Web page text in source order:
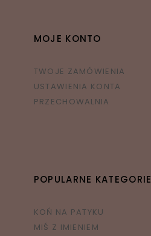
MOJE KONTO
TWOJE ZAMÓWIENIA
USTAWIENIA KONTA
PRZECHOWALNIA
POPULARNE KATEGORIE
KOŃ NA PATYKU
MIŚ Z IMIENIEM